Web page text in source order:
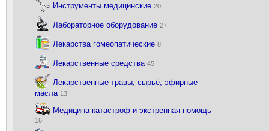
Инструменты медицинские 20
Лабораторное оборудование 27
Лекарства гомеопатические 8
Лекарственные средства 45
Лекарственные травы, сырьё, эфирные
масла 13
Медицина катастроф и экстренная помощь
16